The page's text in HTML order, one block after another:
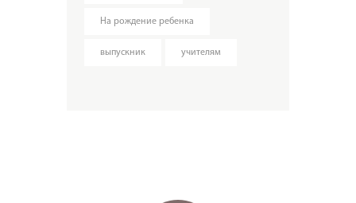
На рождение ребенка
выпускник учителям